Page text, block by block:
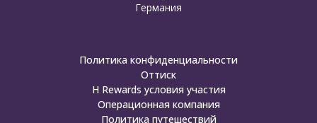
Германия
Политика конфиденциальности
Оттиск
H Rewards условия участия
Операционная компания
Политика путешествий